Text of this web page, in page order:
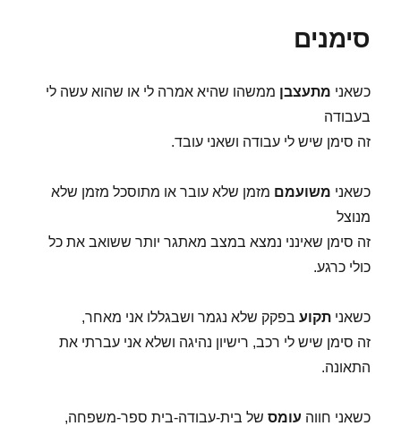
סימנים
כשאני מתעצבן ממשהו שהיא אמרה לי או שהוא עשה לי
בעבודה
זה סימן שיש לי עבודה ושאני עובד.
כשאני משועמם מזמן שלא עובר או מתוסכל מזמן שלא
מנוצל
זה סימן שאינני נמצא במצב מאתגר יותר ששואב את כל
כולי כרגע.
כשאניתקוע בפקק שלא נגמר ושבגללו אני מאחר,
זה סימן שיש לי רכב, רישיון נהיגה ושלא אני עברתי את
התאונה.
כשאני חווה עומס של בית-עבודה-בית ספר-משפחה,